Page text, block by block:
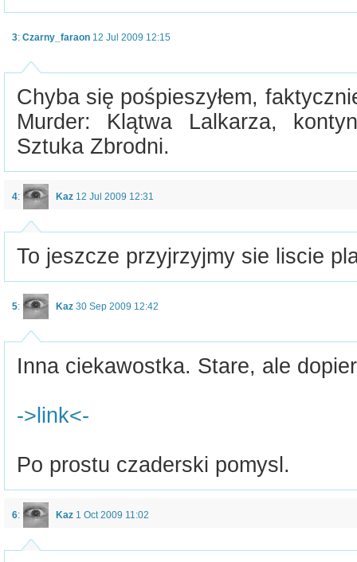
3: Czarny_faraon 12 Jul 2009 12:15
Chyba się pośpieszyłem,
Murder: Klątwa Lalkarza,
Sztuka Zbrodni.
4: Kaz 12 Jul 2009 12:31
To jeszcze przyjrzyjmy sie liscie
5: Kaz 30 Sep 2009 12:42
Inna ciekawostka. Stare, ale
->link<-
Po prostu czaderski pomysl.
6: Kaz 1 Oct 2009 11:02